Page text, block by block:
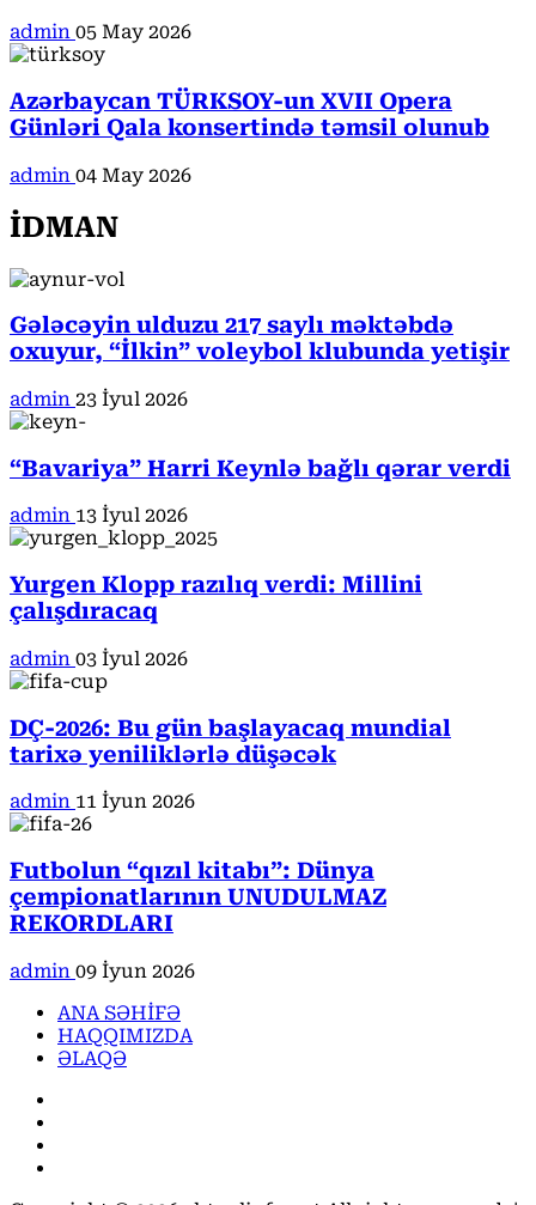
admin 05 May 2026
Azərbaycan TÜRKSOY-un XVII Opera
Günləri Qala konsertində təmsil olunub
admin 04 May 2026
İDMAN
Gələcəyin ulduzu 217 saylı məktəbdə
oxuyur, “İlkin” voleybol klubunda yetişir
admin 23 İyul 2026
“Bavariya” Harri Keynlə bağlı qərar verdi
admin 13 İyul 2026
Yurgen Klopp razılıq verdi: Millini
çalışdıracaq
admin 03 İyul 2026
DÇ-2026: Bu gün başlayacaq mundial
tarixə yeniliklərlə düşəcək
admin 11 İyun 2026
Futbolun “qızıl kitabı”: Dünya
çempionatlarının UNUDULMAZ
REKORDLARI
admin 09 İyun 2026
ANA SƏHİFƏ
HAQQIMIZDA
ƏLAQƏ